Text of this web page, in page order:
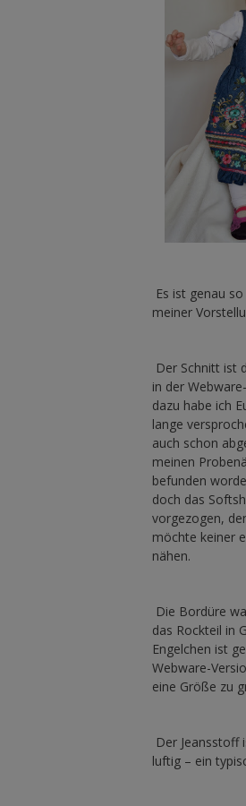
Es ist genau
meiner
Der Schnitt ist
in der
dazu habe ich
lange
auch schon
meinen
befunden
doch das
vorgezogen,
möchte keiner
nähen.
Die Bordüre
das Rockteil in
Engelchen ist
Webware-
eine Größe zu
Der Jeansstoff
luftig – ein